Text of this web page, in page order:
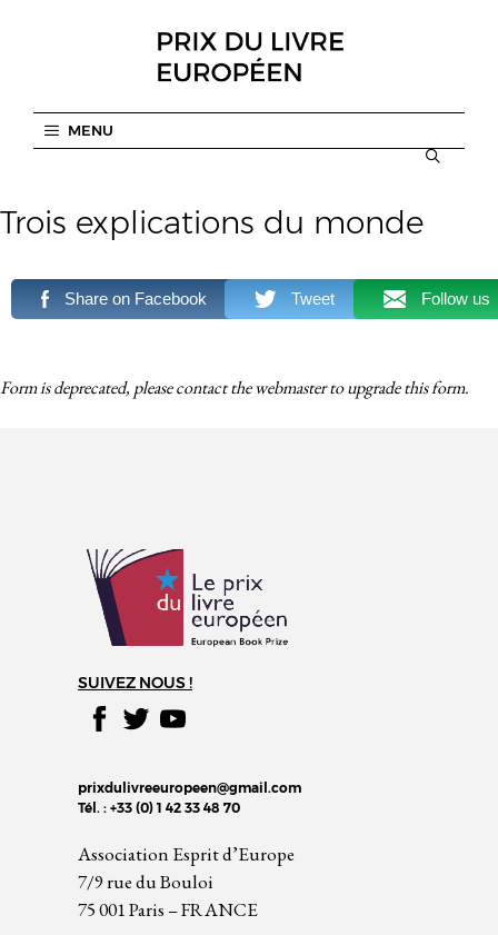
MENU
Trois explications du monde
Share on Facebook Tweet Follow us
Form is deprecated, please contact the webmaster toupgradethis form.
SUIVEZ NOUS !
prixdulivreeuropeen@gmail.com
Tél. : +33 (0) 1 42 33 48 70
Association Esprit d’Europe
7/9 rue du Bouloi
75 001 Paris – FRANCE